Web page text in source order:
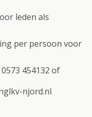
leden als
per persoon voor
454132 of
lkv-njord.nl